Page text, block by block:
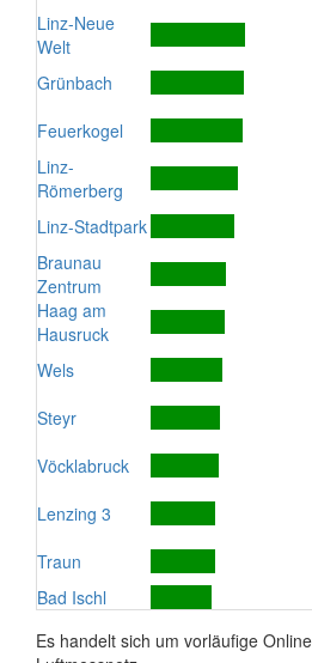
Linz-Neue
Welt
Grünbach
Feuerkogel
Linz-
Römerberg
Linz-Stadtpark
Braunau
Zentrum
Haag am
Hausruck
Wels
Steyr
Vöcklabruck
Lenzing 3
Traun
Bad Ischl
Es handelt sich um vorläufige